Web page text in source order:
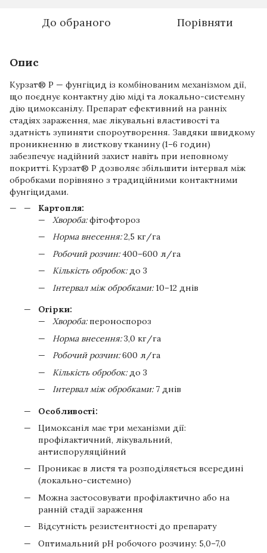
До обраного Порівняти
Опис
Курзат® Р — фунгіцид із комбінованим механізмом дії,
що поєднує контактну дію міді та локально-системну
дію цимоксанілу. Препарат ефективний на ранніх
стадіях зараження, має лікувальні властивості та
здатність зупиняти спороутворення. Завдяки швидкому
проникненню в листкову тканину (1–6 годин)
забезпечує надійний захист навіть при неповному
покритті. Курзат® Р дозволяє збільшити інтервал між
обробками порівняно з традиційними контактними
фунгіцидами.
Картопля:
Хвороба:фітофтороз
Норма внесення:2,5 кг/га
Робочий розчин:400–600 л/га
Кількість обробок:до 3
Інтервал між обробками:10–12 днів
Огірки:
Хвороба:пероноспороз
Норма внесення:3,0 кг/га
Робочий розчин:600 л/га
Кількість обробок:до 3
Інтервал між обробками:7 днів
Особливості:
Цимоксаніл має три механізми дії:
профілактичний, лікувальний,
антиспоруляційний
Проникає в листя та розподіляється всередині
(локально-системно)
Можна застосовувати профілактично або на
ранній стадії зараження
Відсутність резистентності до препарату
Оптимальний pH робочого розчину: 5,0–7,0